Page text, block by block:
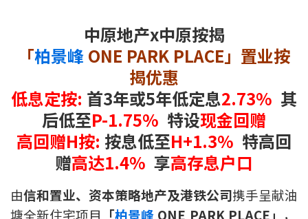
推荐齐齐友赏
按揭计算
转按计算
供款年期计算
中原地产x中原按揭
「柏景峰ONE PARK PLACE」置业按
揭优惠
低息定按: 首3年或5年低定息2.73% 其
后低至P-1.75% 特设现金回赠
高回赠H按: 按息低至H+1.3% 特高回
赠高达1.4% 享高存息户口
由信和置业、资本策略地产及港铁公司携手呈献油
塘全新住宅项目 「柏景峰 ONE PARK PLACE」 ，